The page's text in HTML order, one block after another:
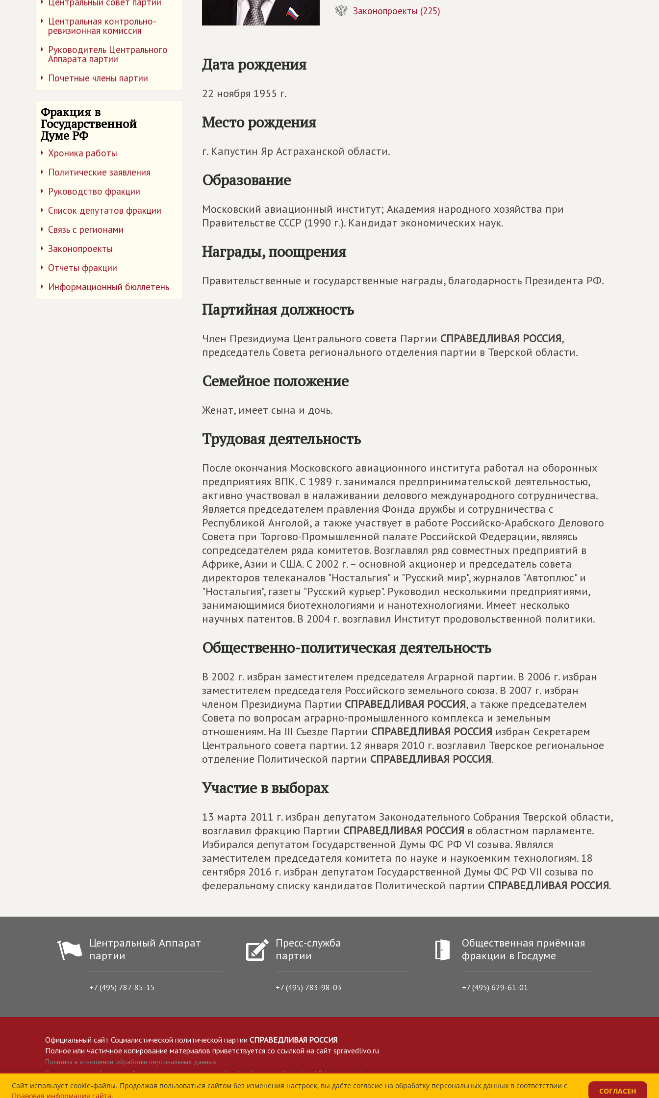
Центральная контрольно-
ревизионная комиссия
Руководитель Центрального
Аппарата партии
Почетные члены партии
Фракция в
Государственной
Думе РФ
Хроника работы
Политические заявления
Руководство фракции
Список депутатов фракции
Связь с регионами
Законопроекты
Отчеты фракции
Информационный бюллетень
Законопроекты (225)
Дата рождения
22 ноября 1955 г.
Место рождения
г. Капустин Яр Астраханской области.
Образование
Московский авиационный институт; Академия народного хозяйства при
Правительстве СССР (1990 г.). Кандидат экономических наук.
Награды, поощрения
Правительственные и государственные награды, благодарность Президента РФ.
Партийная должность
Член Президиума Центрального совета Партии СПРАВЕДЛИВАЯ РОССИЯ,
председатель Совета регионального отделения партии в Тверской области.
Семейное положение
Женат, имеет сына и дочь.
Трудовая деятельность
После окончания Московского авиационного института работал на оборонных
предприятиях ВПК. С 1989 г. занимался предпринимательской деятельностью,
активно участвовал в налаживании делового международного сотрудничества.
Является председателем правления Фонда дружбы и сотрудничества с
Республикой Анголой, а также участвует в работе Российско-Арабского Делового
Совета при Торгово-Промышленной палате Российской Федерации, являясь
сопредседателем ряда комитетов. Возглавлял ряд совместных предприятий в
Африке, Азии и США. С 2002 г. – основной акционер и председатель совета
директоров телеканалов "Ностальгия" и "Русский мир", журналов "Автоплюс" и
"Ностальгия", газеты "Русский курьер". Руководил несколькими предприятиями,
занимающимися биотехнологиями и нанотехнологиями. Имеет несколько
научных патентов. В 2004 г. возглавил Институт продовольственной политики.
Общественно-политическая деятельность
В 2002 г. избран заместителем председателя Аграрной партии. В 2006 г. избран
заместителем председателя Российского земельного союза. В 2007 г. избран
членом Президиума Партии СПРАВЕДЛИВАЯ РОССИЯ, а также председателем
Совета по вопросам аграрно-промышленного комплекса и земельным
отношениям. На III Съезде Партии СПРАВЕДЛИВАЯ РОССИЯ избран Секретарем
Центрального совета партии. 12 января 2010 г. возглавил Тверское региональное
отделение Политической партии СПРАВЕДЛИВАЯ РОССИЯ.
Участие в выборах
13 марта 2011 г. избран депутатом Законодательного Собрания Тверской области,
возглавил фракцию Партии СПРАВЕДЛИВАЯ РОССИЯ в областном парламенте.
Избирался депутатом Государственной Думы ФС РФ VI созыва. Являлся
заместителем председателя комитета по науке и наукоемким технологиям. 18
сентября 2016 г. избран депутатом Государственной Думы ФС РФ VII созыва по
федеральному списку кандидатов Политической партии СПРАВЕДЛИВАЯ РОССИЯ.
Центральный Аппарат
партии
+7 (495) 787-85-15
Пресс-служба
партии
+7 (495) 783-98-03
Общественная приёмная
фракции в Госдуме
+7 (495) 629-61-01
Официальный сайт Социалистической политической партии СПРАВЕДЛИВАЯ РОССИЯ
Полное или частичное копирование материалов приветствуется со ссылкой на сайт spravedlivo.ru
Политика в отношении обработки персональных данных
Все материалы сайта spravedlivo.ru доступны по лицензии Creative Commons Attribution 4.0 International
Сайт использует cookie-файлы. Продолжая пользоваться сайтом без изменения настроек, вы даёте согласие на обработку персональных данных в соответствии с
Правовая информация сайта.
СОГЛАСЕН